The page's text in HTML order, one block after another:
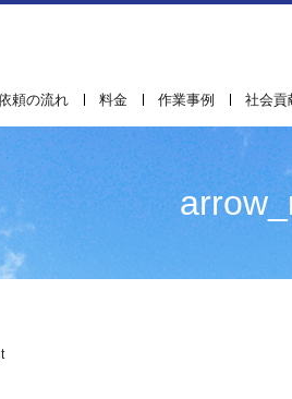
頼の流れ 料金 作業事例 社会貢